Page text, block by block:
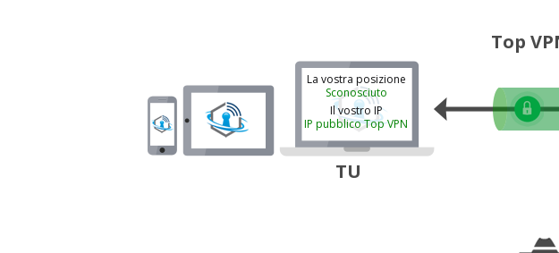
La vostra posizione
Sconosciuto
Il vostro IP
IP pubblico Top VPN
TU
Top